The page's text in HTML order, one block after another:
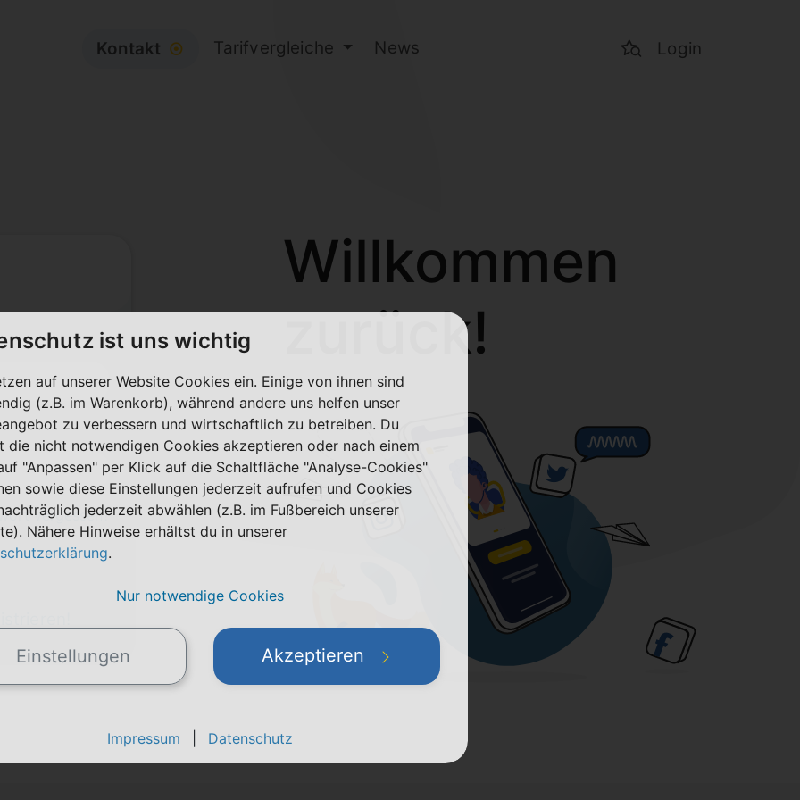
Kontakt ⦿ Tarifvergleiche News Login
vergessen?
Willkommen
zurück!
ist uns wichtig
auf unserer Website Cookies ein. Einige von ihnen sind
(z.B. im Warenkorb), während andere uns helfen unser
zu verbessern und wirtschaftlich zu betreiben. Du
die nicht notwendigen Cookies akzeptieren oder nach einem
"Anpassen" per Klick auf die Schaltfläche "Analyse-Cookies"
sowie diese Einstellungen jederzeit aufrufen und Cookies
jederzeit abwählen (z.B. im Fußbereich unserer
Nähere Hinweise erhältst du in unserer
.
Nur notwendige Cookies
Einstellungen Akzeptieren
Impressum Datenschutz